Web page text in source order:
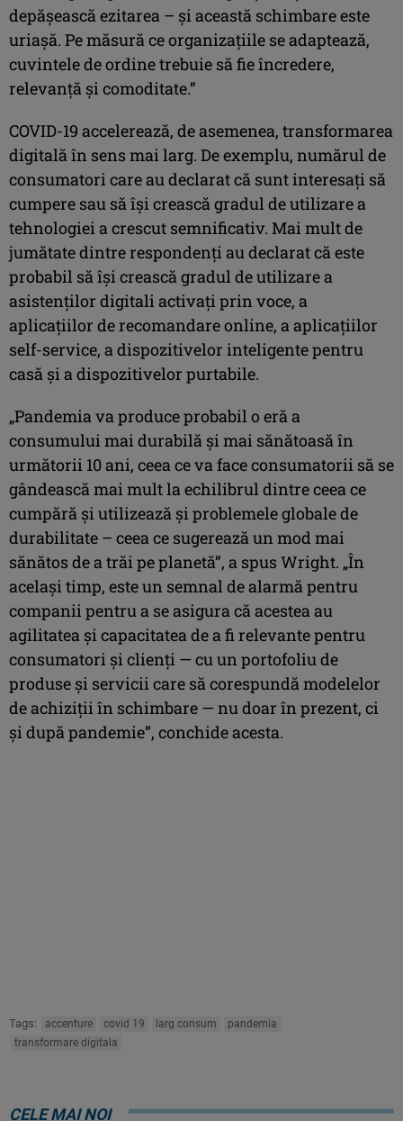
depășească ezitarea – și această schimbare este
uriașă. Pe măsură ce organizațiile se adaptează,
cuvintele de ordine trebuie să fie încredere,
relevanță și comoditate.”
COVID-19 accelerează, de asemenea, transformarea
digitală în sens mai larg. De exemplu, numărul de
consumatori care au declarat că sunt interesați să
cumpere sau să își crească gradul de utilizare a
tehnologiei a crescut semnificativ. Mai mult de
jumătate dintre respondenți au declarat că este
probabil să își crească gradul de utilizare a
asistenților digitali activați prin voce, a
aplicațiilor de recomandare online, a aplicațiilor
self-service, a dispozitivelor inteligente pentru
casă și a dispozitivelor purtabile.
„Pandemia va produce probabil o eră a
consumului mai durabilă și mai sănătoasă în
următorii 10 ani, ceea ce va face consumatorii să se
gândească mai mult la echilibrul dintre ceea ce
cumpără și utilizează și problemele globale de
durabilitate – ceea ce sugerează un mod mai
sănătos de a trăi pe planetă”, a spus Wright. „În
același timp, este un semnal de alarmă pentru
companii pentru a se asigura că acestea au
agilitatea și capacitatea de a fi relevante pentru
consumatori și clienți — cu un portofoliu de
produse și servicii care să corespundă modelelor
de achiziții în schimbare — nu doar în prezent, ci
și după pandemie”, conchide acesta.
Tags: accenture covid 19 larg consum
pandemia
transformare digitala
CELE MAI NOI